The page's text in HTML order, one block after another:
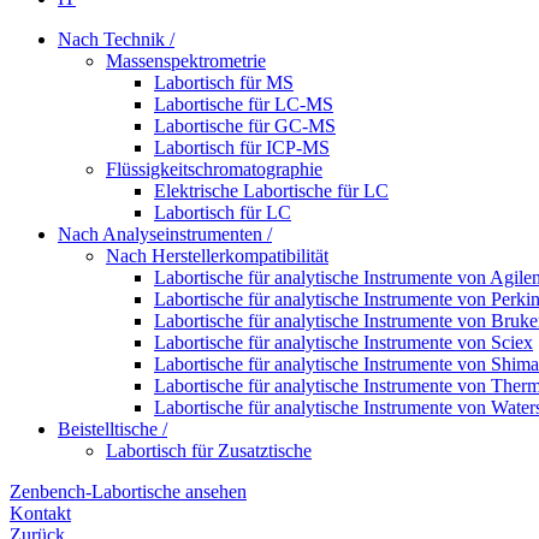
Nach Technik /
Massenspektrometrie
Labortisch für MS
Labortische für LC-MS
Labortische für GC-MS
Labortisch für ICP-MS
Flüssigkeitschromatographie
Elektrische Labortische für LC
Labortisch für LC
Nach Analyseinstrumenten /
Nach Herstellerkompatibilität
Labortische für analytische Instrumente von
Labortische für analytische Instrumente von Perkin
Labortische für analytische Instrumente von
Labortische für analytische Instrumente von Sciex
Labortische für analytische Instrumente von
Labortische für analytische Instrumente von
Labortische für analytische Instrumente von
Beistelltische /
Labortisch für Zusatztische
Zenbench-Labortische ansehen
Kontakt
Zurück